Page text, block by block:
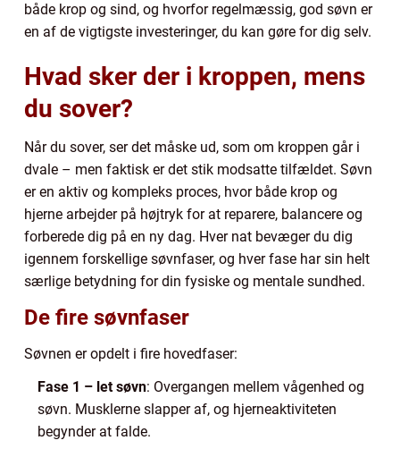
både krop og sind, og hvorfor regelmæssig, god søvn er
en af de vigtigste investeringer, du kan gøre for dig selv.
Hvad sker der i kroppen, mens
du sover?
Når du sover, ser det måske ud, som om kroppen går i
dvale – men faktisk er det stik modsatte tilfældet. Søvn
er en aktiv og kompleks proces, hvor både krop og
hjerne arbejder på højtryk for at reparere, balancere og
forberede dig på en ny dag. Hver nat bevæger du dig
igennem forskellige søvnfaser, og hver fase har sin helt
særlige betydning for din fysiske og mentale sundhed.
De fire søvnfaser
Søvnen er opdelt i fire hovedfaser:
Fase 1 – let søvn: Overgangen mellem vågenhed og
søvn. Musklerne slapper af, og hjerneaktiviteten
begynder at falde.